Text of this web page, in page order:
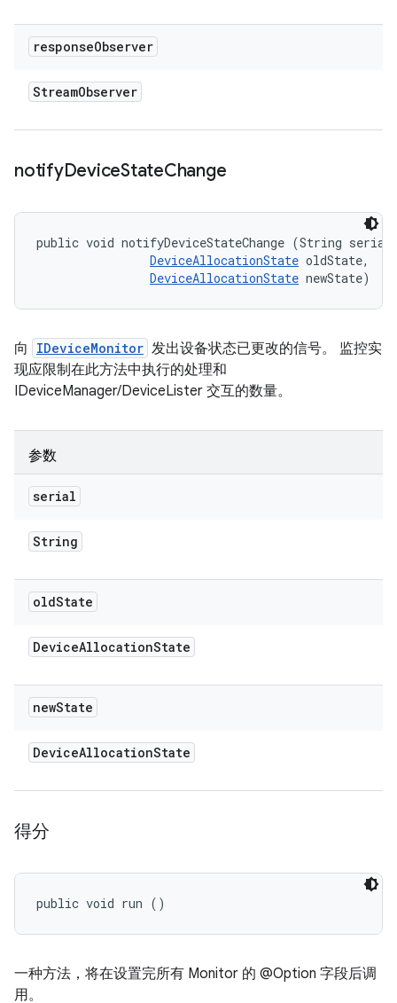
responseObserver
StreamObserver
notifyDeviceStateChange
public void notifyDeviceStateChange (String
DeviceAllocationState oldState,
DeviceAllocationState newState)
向 IDeviceMonitor 发出设备状态已更改的信号。 监控实
现应限制在此方法中执行的处理和
IDeviceManager/DeviceLister 交互的数量。
参数
serial
String
oldState
DeviceAllocationState
newState
DeviceAllocationState
得分
public void run ()
一种方法，将在设置完所有 Monitor 的 @Option 字段后调
用。